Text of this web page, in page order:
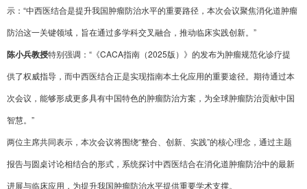
示：“中西医结合是提升我国肿瘤防治水平的重要路径，本次会议聚焦消化道肿瘤
防治这一关键领域，旨在通过多学科交叉融合，推动临床实践创新。”
陈小兵教授特别强调：“《CACA指南（2025版）》的发布为肿瘤规范化诊疗提
供了权威指导，而中西医结合正是实现指南本土化应用的重要途径。期待通过本
次会议，能够形成更多具有中国特色的肿瘤防治方案，为全球肿瘤防治贡献中国
智慧。”
两位主席共同表示，本次会议将围绕“整合、创新、实践”的核心理念，通过主题
报告与圆桌讨论相结合的形式，系统探讨中西医结合在消化道肿瘤防治中的最新
进展与临床应用，为提升我国肿瘤防治水平提供重要学术支撑。